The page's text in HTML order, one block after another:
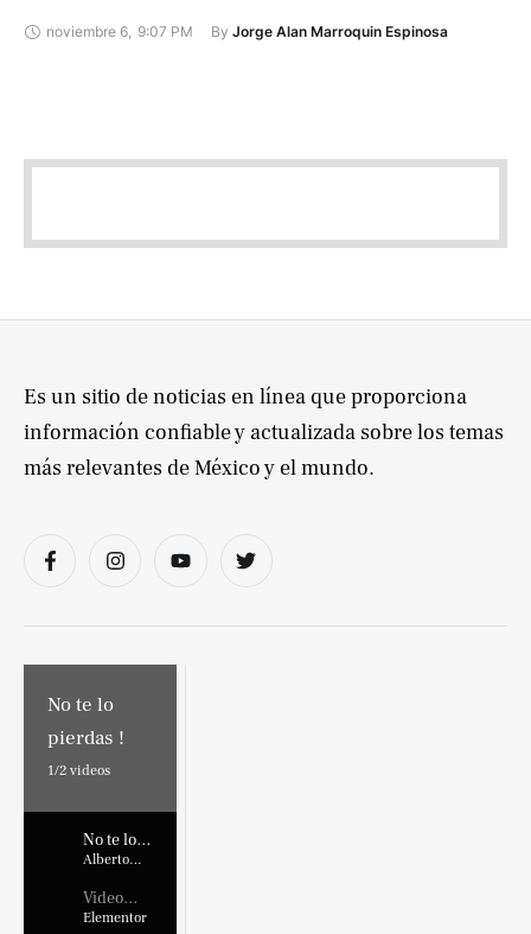
noviembre 6, 9:07 PM By Jorge Alan Marroquin Espinosa
No te lo
pierdas !
1/2 videos
No te lo
pierdas !
Alberto
Video
Placehold
Elementor
Es un sitio de noticias en línea que proporciona
información confiable y actualizada sobre los temas
más relevantes de México y el mundo.